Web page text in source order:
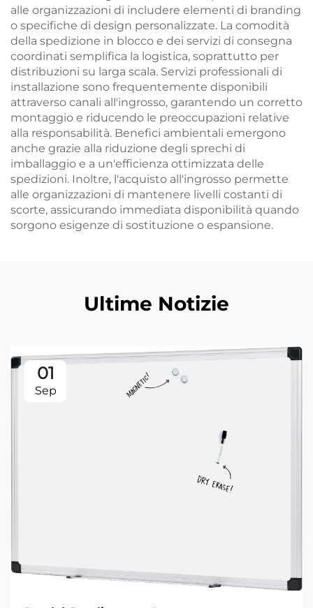
alle organizzazioni di includere elementi di branding
o specifiche di design personalizzate. La comodità
della spedizione in blocco e dei servizi di consegna
coordinati semplifica la logistica, soprattutto per
distribuzioni su larga scala. Servizi professionali di
installazione sono frequentemente disponibili
attraverso canali all'ingrosso, garantendo un corretto
montaggio e riducendo le preoccupazioni relative
alla responsabilità. Benefici ambientali emergono
anche grazie alla riduzione degli sprechi di
imballaggio e a un'efficienza ottimizzata delle
spedizioni. Inoltre, l'acquisto all'ingrosso permette
alle organizzazioni di mantenere livelli costanti di
scorte, assicurando immediata disponibilità quando
sorgono esigenze di sostituzione o espansione.
Ultime Notizie
01
Sep